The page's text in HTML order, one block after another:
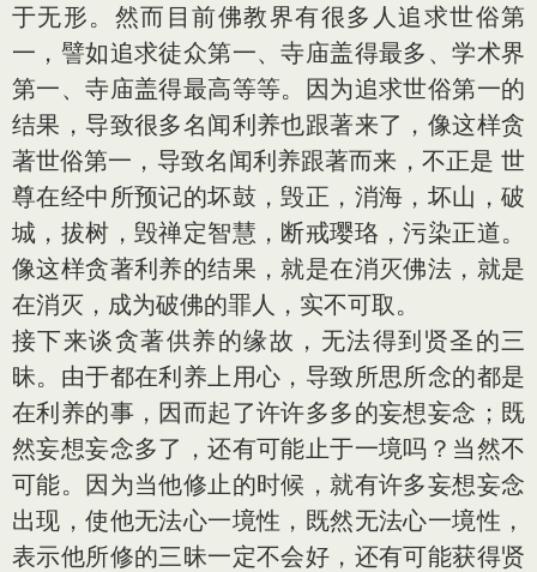
于无形。然而目前佛教界有很多人追求世俗第
一，譬如追求徒众第一、寺庙盖得最多、学术界
第一、寺庙盖得最高等等。因为追求世俗第一的
结果，导致很多名闻利养也跟著来了，像这样贪
著世俗第一，导致名闻利养跟著而来，不正是 世
尊在经中所预记的坏鼓，毁正，消海，坏山，破
城，拔树，毁禅定智慧，断戒璎珞，污染正道。
像这样贪著利养的结果，就是在消灭佛法，就是
在消灭，成为破佛的罪人，实不可取。
接下来谈贪著供养的缘故，无法得到贤圣的三
昧。由于都在利养上用心，导致所思所念的都是
在利养的事，因而起了许许多多的妄想妄念；既
然妄想妄念多了，还有可能止于一境吗？当然不
可能。因为当他修止的时候，就有许多妄想妄念
出现，使他无法心一境性，既然无法心一境性，
表示他所修的三昧一定不会好，还有可能获得贤